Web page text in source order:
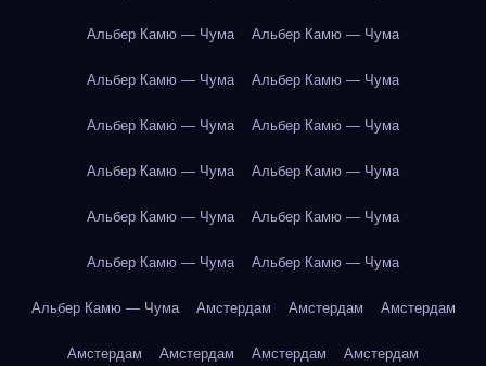
Альбер Камю — Чума Альбер Камю — Чума
Альбер Камю — Чума Альбер Камю — Чума
Альбер Камю — Чума Альбер Камю — Чума
Альбер Камю — Чума Альбер Камю — Чума
Альбер Камю — Чума Альбер Камю — Чума
Альбер Камю — Чума Альбер Камю — Чума
Альбер Камю — Чума Амстердам Амстердам Амстердам
Амстердам Амстердам Амстердам Амстердам